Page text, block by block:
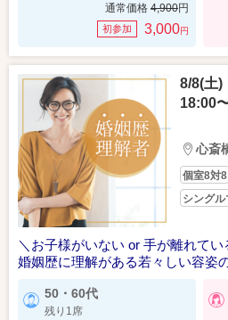
通常価格 4,900円
初参加 3,000円
8/8(土)
18:00
心斎
個室8対8
シング
＼お子様がいない or 手が離れてい
婚姻歴に理解がある若々しい容姿
50・60代
残り1席